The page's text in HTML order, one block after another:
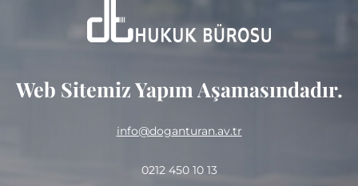
Web Sitemiz Yapım Aşamasındadır.
info@doganturan.av.tr
0212 450 10 13